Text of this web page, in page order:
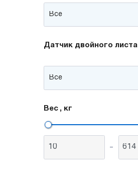
Датчик двойного листа
Вес , кг
-